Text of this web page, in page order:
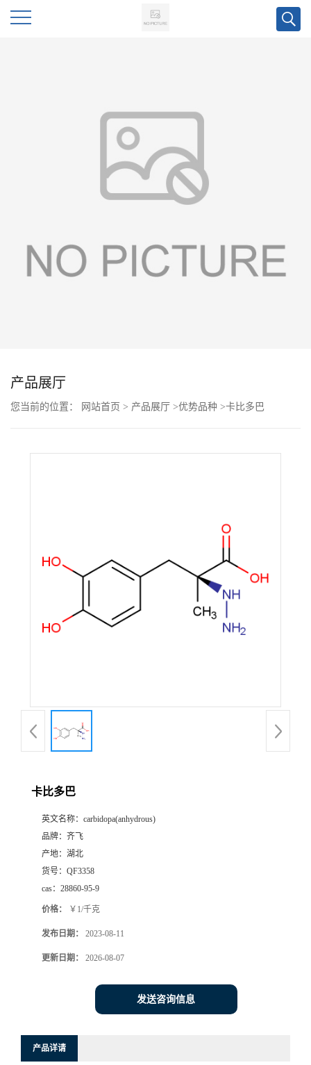
动
联
产品展厅
您当前的位置： 网站首页 > 产品展厅 >优势品种 >卡比多巴
卡比多巴
英文名称： carbidopa(anhydrous)
品牌： 齐飞
产地： 湖北
货号： QF3358
cas： 28860-95-9
价格： ￥1/千克
发布日期： 2023-08-11
更新日期： 2026-08-07
发送咨询信息
产品详请